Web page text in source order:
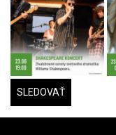
SLEDOVAŤ